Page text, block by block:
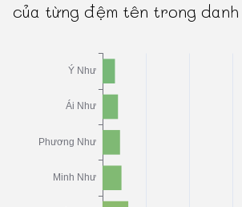
của từng đệm tên trong